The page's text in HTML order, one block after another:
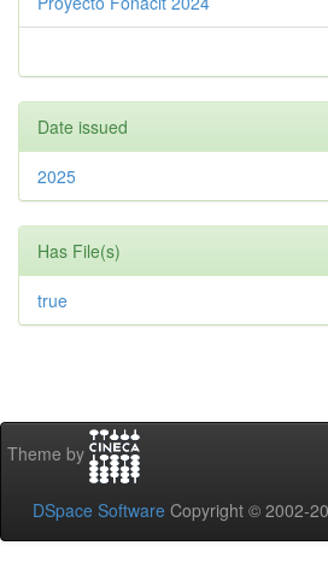
Date issued
2025
Has File(s)
true
Theme by
DSpace Software Copyright © 2002-